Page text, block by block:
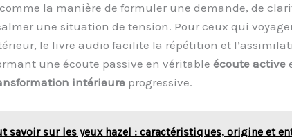
la manière de formuler une demande, de
une situation de tension. Pour ceux qui
le livre audio facilite la répétition et
une écoute passive en véritable écoute active
intérieure progressive.
savoir sur les yeux hazel : caractéristiques, origine et